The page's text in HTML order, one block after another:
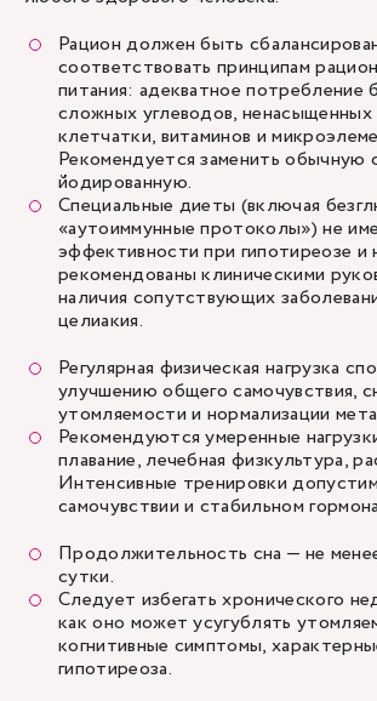
Рацион должен быть
соответствовать принципам
питания: адекватное потребление
сложных углеводов,
клетчатки, витаминов и
Рекомендуется заменить обычную
йодированную.
Специальные диеты (включая
«аутоиммунные протоколы») не
эффективности при гипотиреозе и
рекомендованы клиническими
наличия сопутствующих
целиакия.
Регулярная физическая нагрузка
улучшению общего самочувствия,
утомляемости и нормализации
Рекомендуются умеренные
плавание, лечебная физкультура,
Интенсивные тренировки
самочувствии и стабильном
Продолжительность сна — не
сутки.
Следует избегать хронического
как оно может усугублять
когнитивные симптомы,
гипотиреоза.